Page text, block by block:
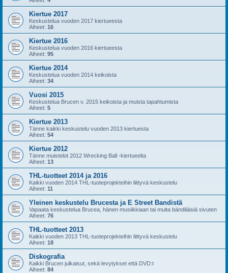
Kiertue 2017
Keskustelua vuoden 2017 kiertueesta
Aiheet: 16
Kiertue 2016
Keskustelua vuoden 2016 kiertueesta
Aiheet: 95
Kiertue 2014
Keskustelua vuoden 2014 keikoista
Aiheet: 34
Vuosi 2015
Keskustelua Brucen v. 2015 keikoista ja muista tapahtumista
Aiheet: 5
Kiertue 2013
Tänne kaikki keskustelu vuoden 2013 kiertuesta
Aiheet: 54
Kiertue 2012
Tänne muistelot 2012 Wrecking Ball -kiertueelta
Aiheet: 13
THL-tuotteet 2014 ja 2016
Kaikki vuoden 2014 THL-tuoteprojekteihin liittyvä keskustelu
Aiheet: 11
Yleinen keskustelu Brucesta ja E Street Bandistä
Vapaata keskustelua Brucea, hänen musiikkiaan tai muita bändiläisiä sivuten
Aiheet: 76
THL-tuotteet 2013
Kaikki vuoden 2013 THL-tuoteprojekteihin liittyvä keskustelu
Aiheet: 18
Diskografia
Kaikki Brucen julkaisut, sekä levytykset että DVD:t
Aiheet: 84